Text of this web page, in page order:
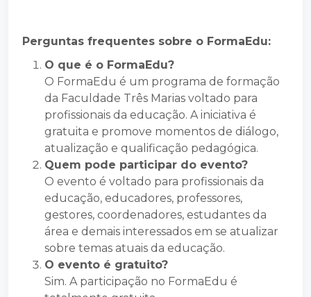
Perguntas frequentes sobre o FormaEdu:
O que é o FormaEdu?
O FormaEdu é um programa de formação
da Faculdade Três Marias voltado para
profissionais da educação. A iniciativa é
gratuita e promove momentos de diálogo,
atualização e qualificação pedagógica.
Quem pode participar do evento?
O evento é voltado para profissionais da
educação, educadores, professores,
gestores, coordenadores, estudantes da
área e demais interessados em se atualizar
sobre temas atuais da educação.
O evento é gratuito?
Sim. A participação no FormaEdu é